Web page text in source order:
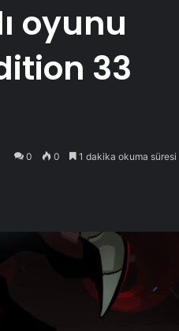
oyunu
33
0 0 1 dakika okuma süresi